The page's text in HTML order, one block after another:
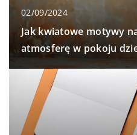
02/09/2024
Jak kwiatowe motywy
atmosferę w pokoju